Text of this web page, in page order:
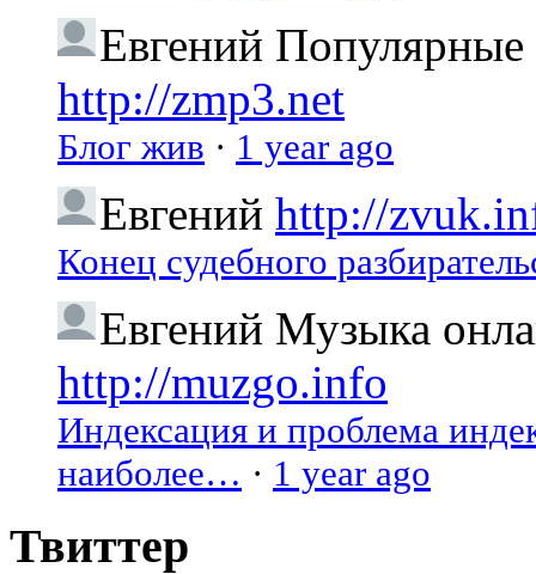
Евгений Популярные
http://zmp3.net
Блог жив · 1 year ago
Евгений http://
Конец судебного
Евгений Музыка
http://muzgo.info
Индексация и проблема
наиболее… · 1 year ago
Твиттер